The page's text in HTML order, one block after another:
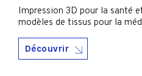
Impression 3D pour la santé
modèles de tissus pour la
Découvrir